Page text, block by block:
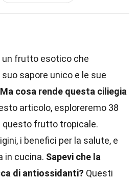
un frutto esotico che
sapore unico e le sue
Ma cosa rende questa ciliegia
articolo, esploreremo 38
frutto tropicale.
i benefici per la salute, e
in cucina. Sapevi che la
di antiossidanti? Questi